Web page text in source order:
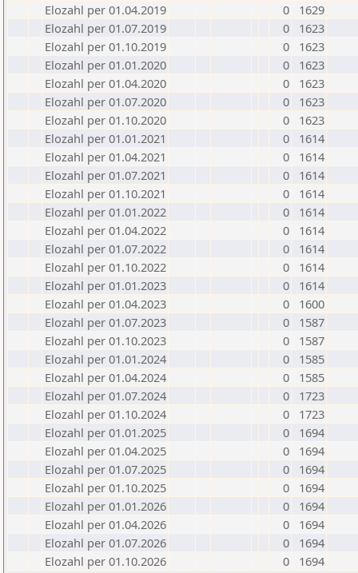
Elozahl per 01.04.2019
0
1629
Elozahl per 01.07.2019
0
1623
Elozahl per 01.10.2019
0
1623
Elozahl per 01.01.2020
0
1623
Elozahl per 01.04.2020
0
1623
Elozahl per 01.07.2020
0
1623
Elozahl per 01.10.2020
0
1623
Elozahl per 01.01.2021
0
1614
Elozahl per 01.04.2021
0
1614
Elozahl per 01.07.2021
0
1614
Elozahl per 01.10.2021
0
1614
Elozahl per 01.01.2022
0
1614
Elozahl per 01.04.2022
0
1614
Elozahl per 01.07.2022
0
1614
Elozahl per 01.10.2022
0
1614
Elozahl per 01.01.2023
0
1614
Elozahl per 01.04.2023
0
1600
Elozahl per 01.07.2023
0
1587
Elozahl per 01.10.2023
0
1587
Elozahl per 01.01.2024
0
1585
Elozahl per 01.04.2024
0
1585
Elozahl per 01.07.2024
0
1723
Elozahl per 01.10.2024
0
1723
Elozahl per 01.01.2025
0
1694
Elozahl per 01.04.2025
0
1694
Elozahl per 01.07.2025
0
1694
Elozahl per 01.10.2025
0
1694
Elozahl per 01.01.2026
0
1694
Elozahl per 01.04.2026
0
1694
Elozahl per 01.07.2026
0
1694
Elozahl per 01.10.2026
0 1694